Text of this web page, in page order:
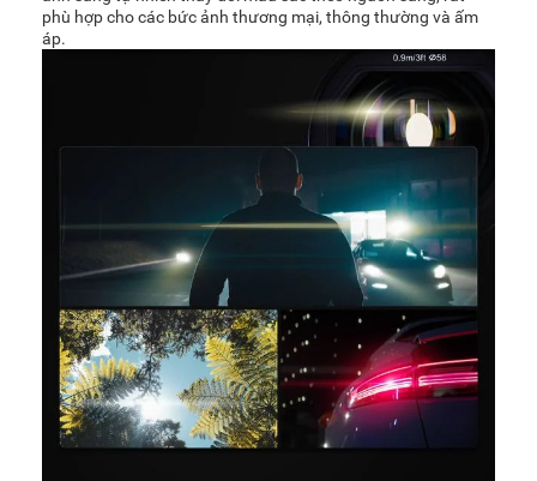
phù hợp cho các bức ảnh thương mại, thông thường và ấm
áp.